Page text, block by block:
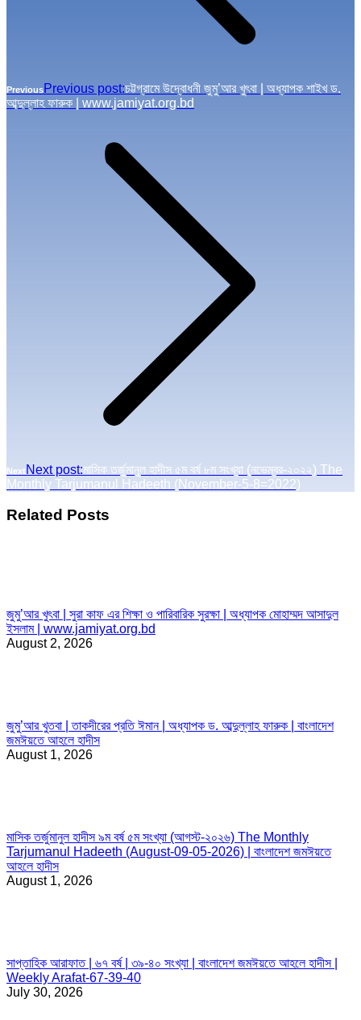
PreviousPrevious post:চট্টগ্রামে উদ্বোধনী জুমু’আর খুৎবা | অধ্যাপক শাইখ ড.
আব্দুল্লাহ ফারুক | www.jamiyat.org.bd
Next Next post:মাসিক তর্জুমানুল হাদীস ৫ম বর্ষ ৮ম সংখ্যা (নভেম্বর-২০২২) The
Monthly Tarjumanul Hadeeth (November-5-8=2022)
Related Posts
জুমু’আর খুৎবা | সুরা কাফ এর শিক্ষা ও পারিবারিক সুরক্ষা | অধ্যাপক মোহাম্মদ আসাদুল
ইসলাম | www.jamiyat.org.bd
August 2, 2026
জুমু’আর খুতবা | তাকদীরের প্রতি ঈমান | অধ্যাপক ড. আব্দুল্লাহ ফারুক | বাংলাদেশ
জমঈয়তে আহলে হাদীস
August 1, 2026
মাসিক তর্জুমানুল হাদীস ৯ম বর্ষ ৫ম সংখ্যা (আগস্ট-২০২৬) The Monthly
Tarjumanul Hadeeth (August-09-05-2026) | বাংলাদেশ জমঈয়তে
আহলে হাদীস
August 1, 2026
সাপ্তাহিক আরাফাত | ৬৭ বর্ষ | ৩৯-৪০ সংখ্যা | বাংলাদেশ জমঈয়তে আহলে হাদীস |
Weekly Arafat-67-39-40
July 30, 2026